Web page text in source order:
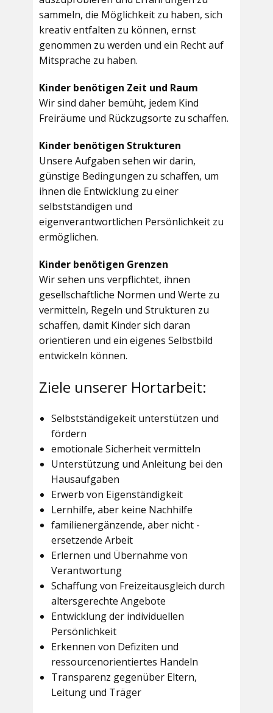
sammeln, die Möglichkeit zu haben, sich
kreativ entfalten zu können, ernst
genommen zu werden und ein Recht auf
Mitsprache zu haben.
Kinder benötigen Zeit und Raum
Wir sind daher bemüht, jedem Kind
Freiräume und Rückzugsorte zu schaffen.
Kinder benötigen Strukturen
Unsere Aufgaben sehen wir darin,
günstige Bedingungen zu schaffen, um
ihnen die Entwicklung zu einer
selbstständigen und
eigenverantwortlichen Persönlichkeit zu
ermöglichen.
Kinder benötigen Grenzen
Wir sehen uns verpflichtet, ihnen
gesellschaftliche Normen und Werte zu
vermitteln, Regeln und Strukturen zu
schaffen, damit Kinder sich daran
orientieren und ein eigenes Selbstbild
entwickeln können.
Ziele unserer Hortarbeit:
Selbstständigekeit unterstützen und
fördern
emotionale Sicherheit vermitteln
Unterstützung und Anleitung bei den
Hausaufgaben
Erwerb von Eigenständigkeit
Lernhilfe, aber keine Nachhilfe
familienergänzende, aber nicht -
ersetzende Arbeit
Erlernen und Übernahme von
Verantwortung
Schaffung von Freizeitausgleich durch
altersgerechte Angebote
Entwicklung der individuellen
Persönlichkeit
Erkennen von Defiziten und
ressourcenorientiertes Handeln
Transparenz gegenüber Eltern,
Leitung und Träger